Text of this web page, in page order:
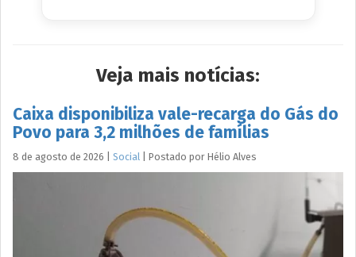
Veja mais notícias:
Caixa disponibiliza vale-recarga do Gás do
Povo para 3,2 milhões de famílias
8 de agosto de 2026 Social Postado por Hélio Alves